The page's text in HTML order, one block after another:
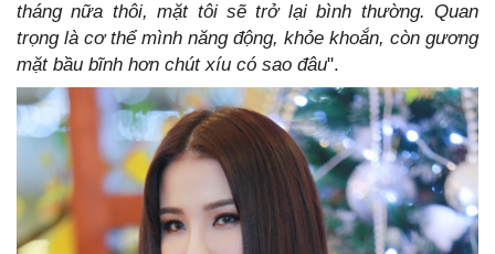
tháng nữa thôi, mặt tôi sẽ trở lại bình thường. Quan
trọng là cơ thể mình năng động, khỏe khoắn, còn gương
mặt bầu bĩnh hơn chút xíu có sao đâu".